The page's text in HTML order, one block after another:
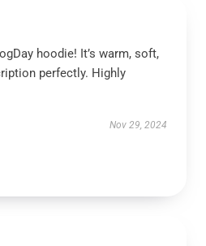
hoodie! It’s warm, soft,
perfectly. Highly
Nov 29, 2024